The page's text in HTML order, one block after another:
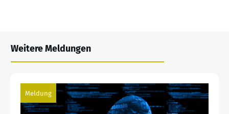
Weitere Meldungen
Meldung